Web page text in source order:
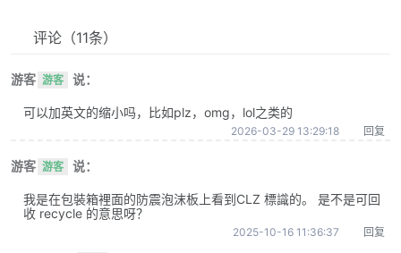
评论 （11条）
游客 游客 说：
可以加英文的缩小吗，比如plz，omg，lol之类的
2026-03-29 13:29:18 回复
游客 游客 说：
我是在包裝箱裡面的防震泡沫板上看到CLZ 標識的。 是不是可回
收 recycle 的意思呀？
2025-10-16 11:36:37 回复